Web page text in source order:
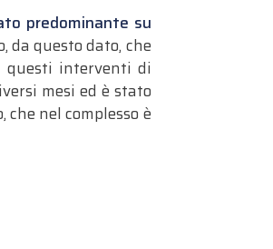
predominante su
da questo dato, che
questi interventi di
mesi ed è stato
nel complesso è